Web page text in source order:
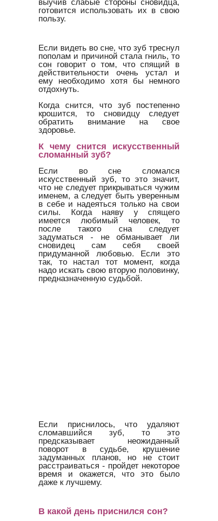
готовится использовать их в свою
пользу.
Если видеть во сне, что зуб треснул
пополам и причиной стала гниль, то
сон говорит о том, что спящий в
действительности очень устал и
ему необходимо хотя бы немного
отдохнуть.
Когда снится, что зуб постепенно
крошится, то сновидцу следует
обратить внимание на свое
здоровье.
К чему снится искусственный
сломанный зуб?
Если во сне сломался
искусственный зуб, то это значит,
что не следует прикрываться чужим
именем, а следует быть уверенным
в себе и надеяться только на свои
силы. Когда наяву у спящего
имеется любимый человек, то
после такого сна следует
задуматься - не обманывает ли
сновидец сам себя своей
придуманной любовью. Если это
так, то настал тот момент, когда
надо искать свою вторую половинку,
предназначенную судьбой.
Если приснилось, что удаляют
сломавшийся зуб, то это
предсказывает неожиданный
поворот в судьбе, крушение
задуманных планов, но не стоит
расстраиваться - пройдет некоторое
время и окажется, что это было
даже к лучшему.
В какой день приснился сон?